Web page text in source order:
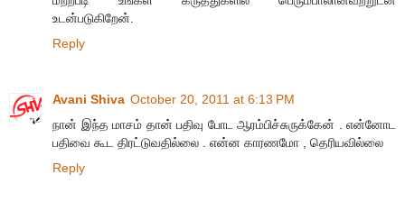
உடன்படுகிறேன்.
Reply
Avani Shiva October 20, 2011 at 6:13 PM
நான் இந்த மாசம் தான் பதிவு போட ஆரம்பிச்சுருக்கேன் . என்னோட
பதிவை கூட திரட்டுவதில்லை . என்ன காரணமோ , தெரியவில்லை
Reply